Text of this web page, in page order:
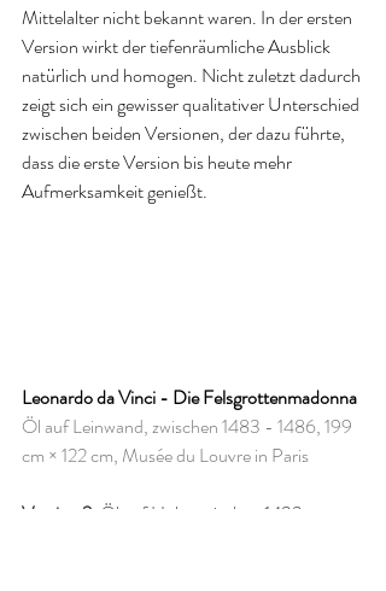
Mittelalter nicht bekannt waren. In der ersten
Version wirkt der tiefenräumliche Ausblick
natürlich und homogen. Nicht zuletzt dadurch
zeigt sich ein gewisser qualitativer Unterschied
zwischen beiden Versionen, der dazu führte,
dass die erste Version bis heute mehr
Aufmerksamkeit genießt.
Leonardo da Vinci - Die Felsgrottenmadonna
Öl auf Leinwand, zwischen 1483 - 1486, 199
cm × 122 cm, Musée du Louvre in Paris
Version 2 : Öl auf Holz, zwischen 1493